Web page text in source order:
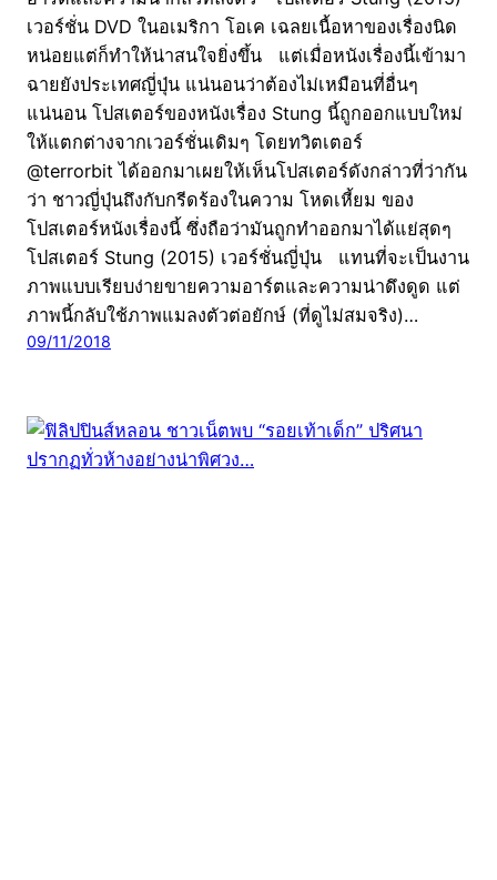
เวอร์ชั่น DVD ในอเมริกา โอเค เฉลยเนื้อหาของเรื่องนิด
หน่อยแต่ก็ทำให้น่าสนใจยิ่งขึ้น แต่เมื่อหนังเรื่องนี้เข้ามา
ฉายยังประเทศญี่ปุ่น แน่นอนว่าต้องไม่เหมือนที่อื่นๆ
แน่นอน โปสเตอร์ของหนังเรื่อง Stung นี้ถูกออกแบบใหม่
ให้แตกต่างจากเวอร์ชั่นเดิมๆ โดยทวิตเตอร์
@terrorbit ได้ออกมาเผยให้เห็นโปสเตอร์ดังกล่าวที่ว่ากัน
ว่า ชาวญี่ปุ่นถึงกับกรีดร้องในความ โหดเหี้ยม ของ
โปสเตอร์หนังเรื่องนี้ ซึ่งถือว่ามันถูกทำออกมาได้แย่สุดๆ
โปสเตอร์ Stung (2015) เวอร์ชั่นญี่ปุ่น แทนที่จะเป็นงาน
ภาพแบบเรียบง่ายขายความอาร์ตและความน่าดึงดูด แต่
ภาพนี้กลับใช้ภาพแมลงตัวต่อยักษ์ (ที่ดูไม่สมจริง)…
09/11/2018